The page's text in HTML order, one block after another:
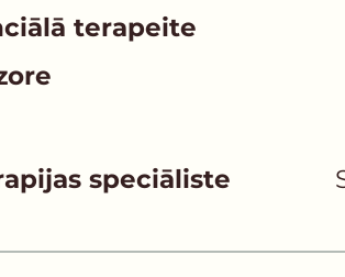
terapeite
speciāliste